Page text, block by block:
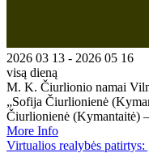
2026 03 13 - 2026 05 16
visą dieną
M. K. Čiurlionio namai
„Sofija Čiurlionienė
Čiurlionienė (Kymantaitė)
More Info
Virtualios realybės patirtys: